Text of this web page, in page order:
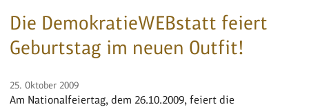
Die DemokratieWEBstatt feiert
Geburtstag im neuen Outfit!
25. Oktober 2009
Am Nationalfeiertag, dem 26.10.2009, feiert die